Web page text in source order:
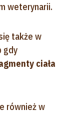
weterynarii.
także w
gdy
ciała
również w